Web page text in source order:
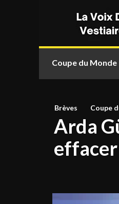
Coupe du Monde
Brèves Coupe
Arda